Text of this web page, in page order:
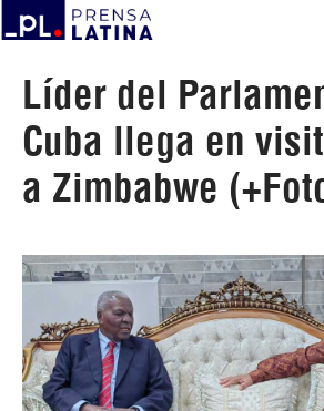
Líder del
Cuba llega en
a Zimbabwe